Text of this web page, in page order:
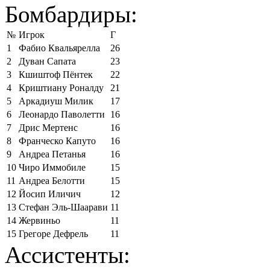
Бомбардиры:
№ Игрок
Г
1
Фабио Квальярелла
26
2
Дуван Сапата
23
3
Кшиштоф Пёнтек
22
4
Криштиану Роналду
21
5
Аркадиуш Милик
17
6
Леонардо Паволетти
16
7
Дрис Мертенс
16
8
Франческо Капуто
16
9
Андреа Петанья
16
10 Чиро Иммобиле
15
11 Андреа Белотти
15
12 Йосип Иличич
12
13 Стефан Эль-Шаарави 11
14 Жервиньо
11
15 Грегоре Дефрель 11
Ассистенты: